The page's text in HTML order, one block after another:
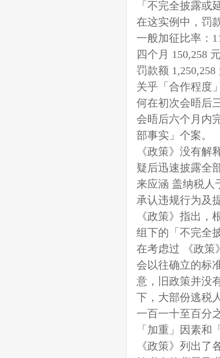
「不完全披露或
在这实例中，罚
一般加征比率：
四个月 150,258
罚款额 1,250,258
关乎「合作程度
何在初次会晤后
会晤后六个月内
部事实」个案。
《政策》没有
疑后迅速披露全
来应涵 盖纳税人
承认违规行为及
《政策》指出
组下的「不完全
在考虑过 《政策
会以往确立的标
意，旧政策并没
下，大部份逃税
一百一十至百分
「加重」因素和
《政策》列出